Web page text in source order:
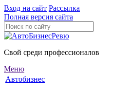
Вход на сайт Рассылка
Полная версия сайта
Свой среди профессионалов
Меню
Автобизнес